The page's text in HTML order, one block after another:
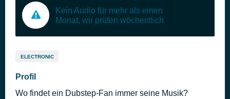
Kein Audio für mehr als einen
Monat, wir prüfen wöchentlich
ELECTRONIC
Profil
Wo findet ein Dubstep-Fan immer seine Musik?